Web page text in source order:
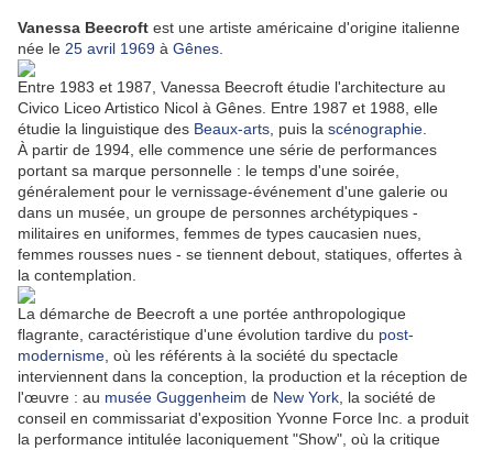
Vanessa Beecroft est une artiste américaine d'origine italienne
née le 25 avril 1969 à Gênes
Entre 1983 et 1987, Vanessa Beecroft étudie l'architecture au
Civico Liceo Artistico Nicol à Gênes. Entre 1987 et 1988, elle
étudie la linguistique des Beaux-arts , puis la scénographie
À partir de 1994, elle commence une série de performances
portant sa marque personnelle : le temps d'une soirée,
généralement pour le vernissage-événement d'une galerie ou
dans un musée, un groupe de personnes archétypiques -
militaires en uniformes, femmes de types caucasien nues,
femmes rousses nues - se tiennent debout, statiques, offertes à
la contemplation.
La démarche de Beecroft a une portée anthropologique
flagrante, caractéristique d'une évolution tardive du post-
modernisme , où les référents à la société du spectacle
interviennent dans la conception, la production et la réception de
l'œuvre : au musée Guggenheim de New York , la société de
conseil en commissariat d'exposition Yvonne Force Inc. a produit
la performance intitulée laconiquement "Show", où la critique